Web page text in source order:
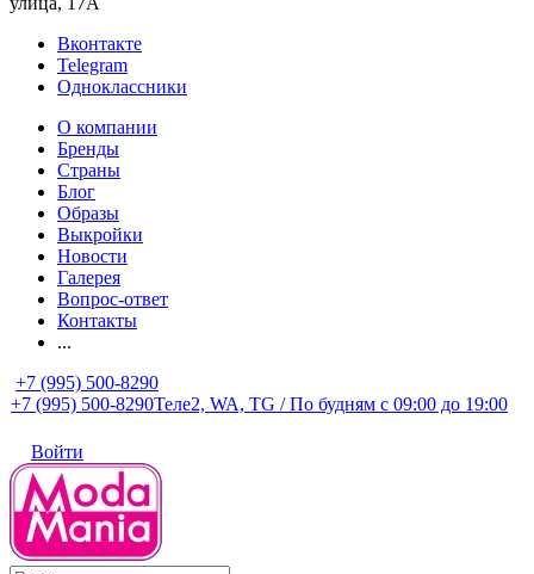
Вконтакте
Telegram
Одноклассники
О компании
Бренды
Страны
Блог
Образы
Выкройки
Новости
Галерея
Вопрос-ответ
Контакты
...
+7 (995) 500-8290
+7 (995) 500-8290Теле2, WA, TG / По будням c 09:00 до 19:00
Войти